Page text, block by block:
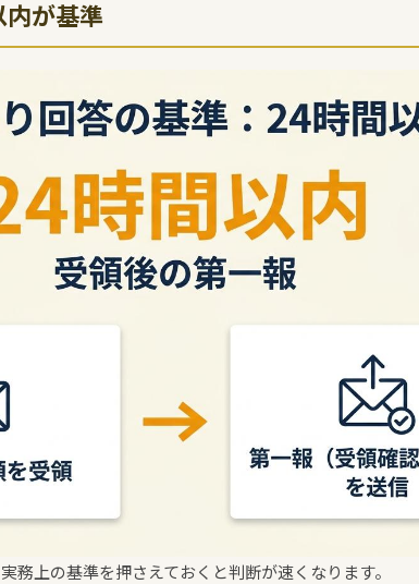
が基準
務上の基準を押さえておくと判断が速くなります。